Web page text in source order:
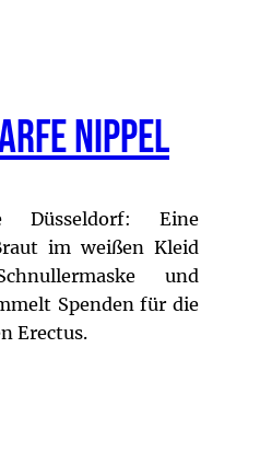
Nippel
Düsseldorf: Eine
im weißen Kleid
und
Spenden für die
Erectus.